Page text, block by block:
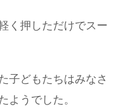
く押しただけでスー
子どもたちはみなさ
ようでした。